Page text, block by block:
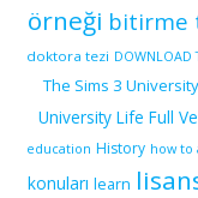
örneği bitirme
doktora tezi
The Sims 3
University Life Full
education History how to
konuları learn